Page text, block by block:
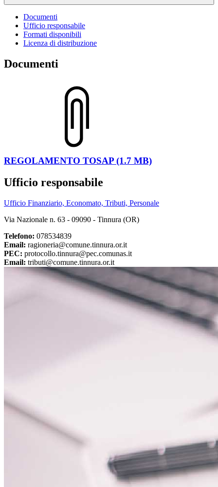
Documenti
Ufficio responsabile
Formati disponibili
Licenza di distribuzione
Documenti
REGOLAMENTO TOSAP (1.7 MB)
Ufficio responsabile
Ufficio Finanziario, Economato, Tributi, Personale
Via Nazionale n. 63 - 09090 - Tinnura (OR)
Telefono: 078534839
Email: ragioneria@comune.tinnura.or.it
PEC: protocollo.tinnura@pec.comunas.it
Email: tributi@comune.tinnura.or.it